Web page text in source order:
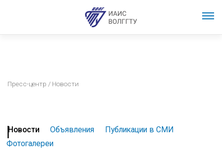
Пресс-центр / Новости
Новости Объявления
Публикации в СМИ
Фотогалереи